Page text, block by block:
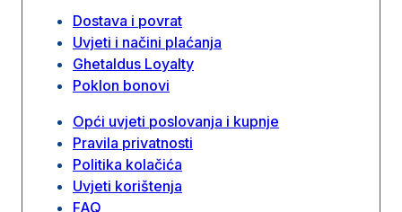
Dostava i povrat
Uvjeti i načini plaćanja
Ghetaldus Loyalty
Poklon bonovi
Opći uvjeti poslovanja i kupnje
Pravila privatnosti
Politika kolačića
Uvjeti korištenja
FAQ